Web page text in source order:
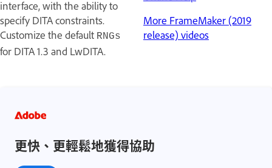
interface, with the ability to
specify DITA constraints.
Customize the default RNGs
for DITA 1.3 and LwDITA.
More FrameMaker (2019
release) videos
更快、更輕鬆地獲得協助